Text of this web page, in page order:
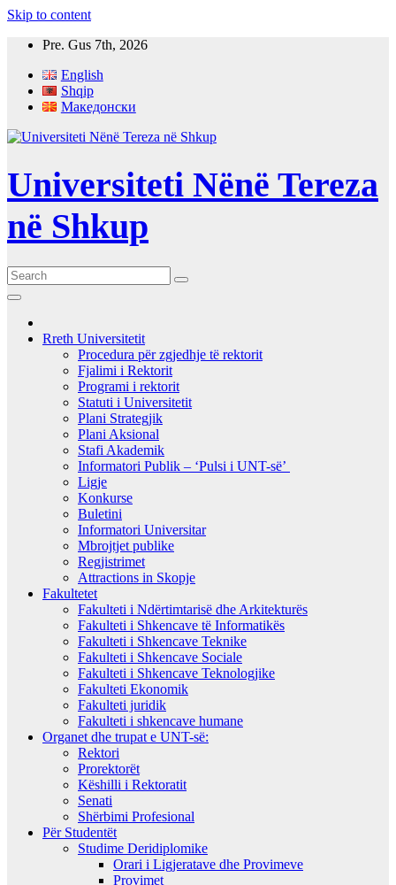
Skip to content
Pre. Gus 7th, 2026
English
Shqip
Македонски
Universiteti Nënë Tereza
në Shkup
Rreth Universitetit
Procedura për zgjedhje të rektorit
Fjalimi i Rektorit
Programi i rektorit
Statuti i Universitetit
Plani Strategjik
Plani Aksional
Stafi Akademik
Informatori Publik – ‘Pulsi i UNT-së’
Ligje
Konkurse
Buletini
Informatori Universitar
Mbrojtjet publike
Regjistrimet
Attractions in Skopje
Fakultetet
Fakulteti i Ndërtimtarisë dhe Arkitekturës
Fakulteti i Shkencave të Informatikës
Fakulteti i Shkencave Teknike
Fakulteti i Shkencave Sociale
Fakulteti i Shkencave Teknologjike
Fakulteti Ekonomik
Fakulteti juridik
Fakulteti i shkencave humane
Organet dhe trupat e UNT-së:
Rektori
Prorektorët
Këshilli i Rektoratit
Senati
Shërbimi Profesional
Për Studentët
Studime Deridiplomike
Orari i Ligjeratave dhe Provimeve
Provimet